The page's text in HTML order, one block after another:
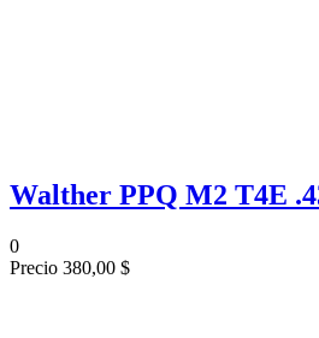
Walther PPQ M2 T4E
0
Precio 380,00 $